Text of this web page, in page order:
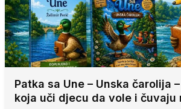
Patka sa Une – Unska čarolija
koja uči djecu da vole i čuvaju